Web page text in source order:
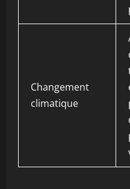
Changement
climatique